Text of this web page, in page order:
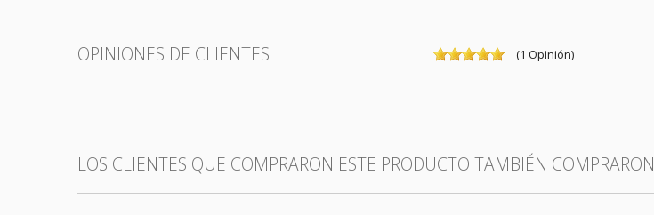
OPINIONES DE CLIENTES (1 Opinión)
LOS CLIENTES QUE COMPRARON ESTE PRODUCTO TAMBIÉN COMPRARON